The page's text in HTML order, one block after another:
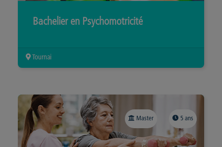
Bachelier en Psychomotricité
Tournai
Master 5 ans